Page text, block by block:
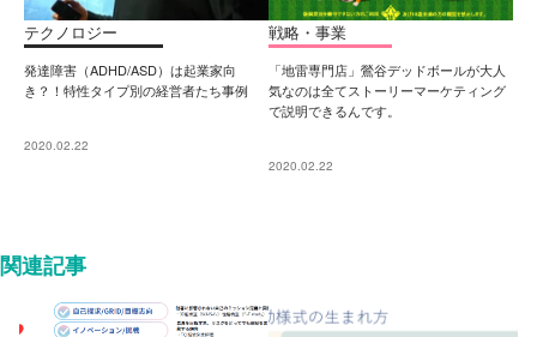
テクノロジー
発達障害（ADHD/ASD）は起業家向
き？！特性タイプ別の経営者たち事例
2020.02.22
戦略・事業
「地雷専門店」鶯谷デッドボールが大人
気なのは全てストーリーマーケティング
で説明できるんです。
2020.02.22
関連記事